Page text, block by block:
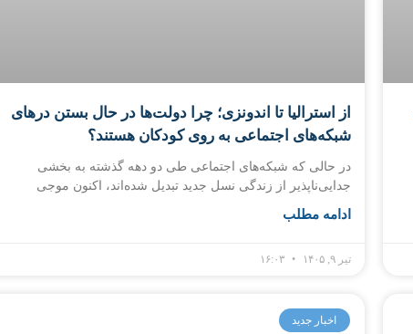
از استرالیا تا اندونزی؛ چرا دولت‌ها در حال بستن درهای
شبکه‌های اجتماعی به روی کودکان هستند؟
در حالی که شبکه‌های اجتماعی طی دو دهه گذشته به بخشی
جدایی‌ناپذیر از زندگی نسل جدید تبدیل شده‌اند، اکنون موجی
ادامه مطلب
تیر ۹, ۱۴۰۵ ۱۶:۰۳
اخبار جدید